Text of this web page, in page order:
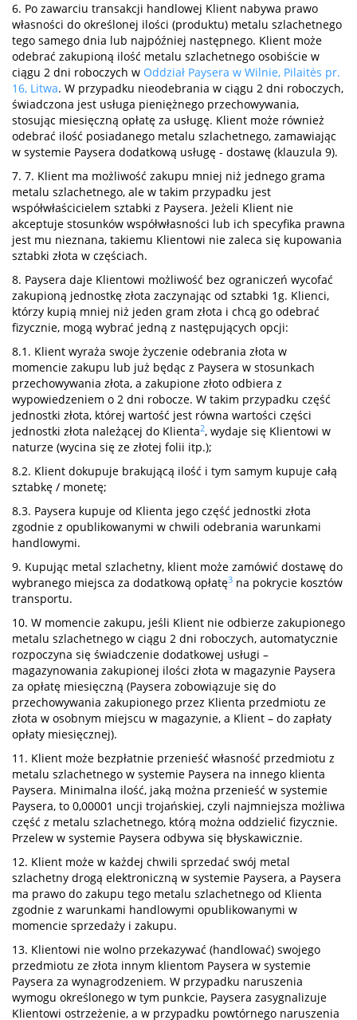
6. Po zawarciu transakcji handlowej Klient nabywa prawo
własności do określonej ilości (produktu) metalu szlachetnego
tego samego dnia lub najpóźniej następnego. Klient może
odebrać zakupioną ilość metalu szlachetnego osobiście w
ciągu 2 dni roboczych w Oddział Paysera w Wilnie, Pilaitės pr.
16, Litwa. W przypadku nieodebrania w ciągu 2 dni roboczych,
świadczona jest usługa pieniężnego przechowywania,
stosując miesięczną opłatę za usługę. Klient może również
odebrać ilość posiadanego metalu szlachetnego, zamawiając
w systemie Paysera dodatkową usługę - dostawę (klauzula 9).
7. 7. Klient ma możliwość zakupu mniej niż jednego grama
metalu szlachetnego, ale w takim przypadku jest
współwłaścicielem sztabki z Paysera. Jeżeli Klient nie
akceptuje stosunków współwłasności lub ich specyfika prawna
jest mu nieznana, takiemu Klientowi nie zaleca się kupowania
sztabki złota w częściach.
8. Paysera daje Klientowi możliwość bez ograniczeń wycofać
zakupioną jednostkę złota zaczynając od sztabki 1g. Klienci,
którzy kupią mniej niż jeden gram złota i chcą go odebrać
fizycznie, mogą wybrać jedną z następujących opcji:
8.1. Klient wyraża swoje życzenie odebrania złota w
momencie zakupu lub już będąc z Paysera w stosunkach
przechowywania złota, a zakupione złoto odbiera z
wypowiedzeniem o 2 dni robocze. W takim przypadku część
jednostki złota, której wartość jest równa wartości części
jednostki złota należącej do Klienta2, wydaje się Klientowi w
naturze (wycina się ze złotej folii itp.);
8.2. Klient dokupuje brakującą ilość i tym samym kupuje całą
sztabkę / monetę;
8.3. Paysera kupuje od Klienta jego część jednostki złota
zgodnie z opublikowanymi w chwili odebrania warunkami
handlowymi.
9. Kupując metal szlachetny, klient może zamówić dostawę do
wybranego miejsca za dodatkową opłatę3 na pokrycie kosztów
transportu.
10. W momencie zakupu, jeśli Klient nie odbierze zakupionego
metalu szlachetnego w ciągu 2 dni roboczych, automatycznie
rozpoczyna się świadczenie dodatkowej usługi –
magazynowania zakupionej ilości złota w magazynie Paysera
za opłatę miesięczną (Paysera zobowiązuje się do
przechowywania zakupionego przez Klienta przedmiotu ze
złota w osobnym miejscu w magazynie, a Klient – do zapłaty
opłaty miesięcznej).
11. Klient może bezpłatnie przenieść własność przedmiotu z
metalu szlachetnego w systemie Paysera na innego klienta
Paysera. Minimalna ilość, jaką można przenieść w systemie
Paysera, to 0,00001 uncji trojańskiej, czyli najmniejsza możliwa
część z metalu szlachetnego, którą można oddzielić fizycznie.
Przelew w systemie Paysera odbywa się błyskawicznie.
12. Klient może w każdej chwili sprzedać swój metal
szlachetny drogą elektroniczną w systemie Paysera, a Paysera
ma prawo do zakupu tego metalu szlachetnego od Klienta
zgodnie z warunkami handlowymi opublikowanymi w
momencie sprzedaży i zakupu.
13. Klientowi nie wolno przekazywać (handlować) swojego
przedmiotu ze złota innym klientom Paysera w systemie
Paysera za wynagrodzeniem. W przypadku naruszenia
wymogu określonego w tym punkcie, Paysera zasygnalizuje
Klientowi ostrzeżenie, a w przypadku powtórnego naruszenia